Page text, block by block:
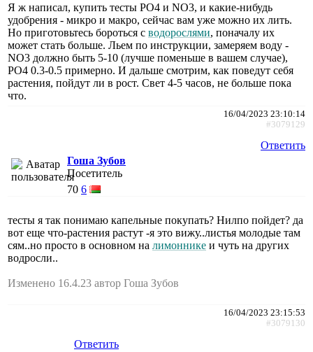
Я ж написал, купить тесты PO4 и NO3, и какие-нибудь
удобрения - микро и макро, сейчас вам уже можно их лить.
Но приготовьтесь бороться с водорослями, поначалу их
может стать больше. Льем по инструкции, замеряем воду -
NO3 должно быть 5-10 (лучше поменьше в вашем случае),
PO4 0.3-0.5 примерно. И дальше смотрим, как поведут себя
растения, пойдут ли в рост. Свет 4-5 часов, не больше пока
что.
16/04/2023 23:10:14
#3079129
Ответить
Гоша Зубов
Посетитель
70 6
тесты я так понимаю капельные покупать? Нилпо пойдет? да
вот еще что-растения растут -я это вижу..листья молодые там
сям..но просто в основном на лимоннике и чуть на других
водросли..
Изменено 16.4.23 автор Гоша Зубов
16/04/2023 23:15:53
#3079130
Ответить